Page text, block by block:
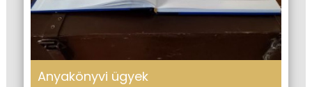
Anyakönyvi ügyek